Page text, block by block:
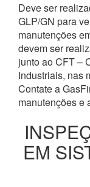
Deve ser
GLP/GN para
manutenções
devem ser
junto ao CFT –
Industriais, nas
Contate a
manutenções e
EM